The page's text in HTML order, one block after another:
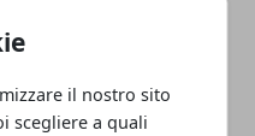
il nostro sito
scegliere a quali